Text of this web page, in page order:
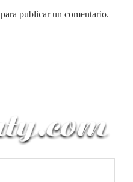
para publicar un comentario.